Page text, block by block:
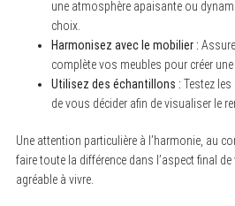
une atmosphère apaisante ou
choix.
Harmonisez avec le mobilier :
complète vos meubles pour créer
Utilisez des échantillons : Testez
de vous décider afin de visualiser le
Une attention particulière à l’harmonie, au
faire toute la différence dans l’aspect final
agréable à vivre.